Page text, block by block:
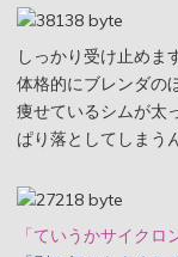
しっかり受け止めま
体格的にブレンダの
痩せているシムが太
ぱり落としてしまう
「ていうかサイクロ